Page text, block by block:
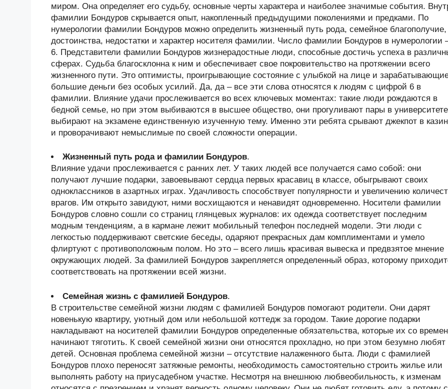
миром. Она определяет его судьбу, основные черты характера и наиболее значимые события.
фамилии Бондуров скрывается опыт, накопленный предыдущими поколениями и предками. По
нумерологии фамилии Бондуров можно определить жизненный путь рода, семейное благополучие,
достоинства, недостатки и характер носителя фамилии. Число фамилии Бондуров в нумерологии
6. Представители фамилии Бондуров жизнерадостные люди, способные достичь успеха в
сферах. Судьба благосклонна к ним и обеспечивает свое покровительство на протяжении всего
жизненного пути. Это оптимисты, проигрывающие состояние с улыбкой на лице и
большие деньги без особых усилий. Да, да – все эти слова относятся к людям с цифрой 6 в
фамилии. Влияние удачи прослеживается во всех ключевых моментах: такие люди рождаются в
бедной семье, но при этом выбиваются в высшее общество, они прогуливают пары в
выбирают на экзамене единственную изученную тему. Именно эти ребята срывают джекпот в
и проворачивают немыслимые по своей сложности операции.
Жизненный путь рода и фамилии Бондуров.
Влияние удачи прослеживается с ранних лет. У таких людей все получается само собой: они
получают лучшие подарки, завоевывают сердца первых красавиц в классе, обыгрывают своих
одноклассников в азартных играх. Удачливость способствует популярности и увеличению
врагов. Им открыто завидуют, ними восхищаются и ненавидят одновременно. Носители фамилии
Бондуров словно сошли со страниц глянцевых журналов: их одежда соответствует последним
модным тенденциям, а в кармане лежит мобильный телефон последней модели. Эти люди с
легкостью поддерживают светские беседы, одаряют прекрасных дам комплиментами и умело
флиртуют с противоположным полом. Но это – всего лишь красивая вывеска и предвзятое мнение
окружающих людей. За фамилией Бондуров закрепляется определенный образ, которому
соответствовать на протяжении всей жизни.
Семейная жизнь с фамилией Бондуров.
В строительстве семейной жизни людям с фамилией Бондуров помогают родители. Они дарят
новенькую квартиру, уютный дом или небольшой коттедж за городом. Такие дорогие подарки
накладывают на носителей фамилии Бондуров определенные обязательства, которые их со
начинают тяготить. К своей семейной жизни они относятся прохладно, но при этом безумно любят
детей. Основная проблема семейной жизни – отсутствие налаженного быта. Люди с фамилией
Бондуров плохо переносят затяжные ремонты, необходимость самостоятельно строить жилье или
выполнять работу на приусадебном участке. Несмотря на внешнюю любвеобильность, к изменам